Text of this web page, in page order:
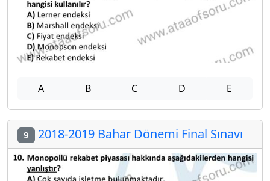
A B C D E
9 2018-2019 Bahar Dönemi Final Sınavı